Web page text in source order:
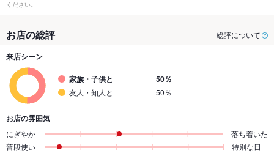
ください。
お店の総評 総評について
来店シーン
家族・子供と 50％
友人・知人と 50％
お店の雰囲気
にぎやか
落ち着いた
普段使い
特別な日